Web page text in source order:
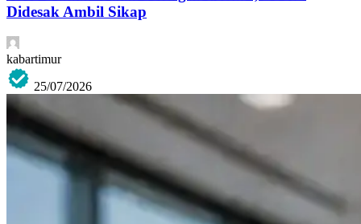
Didesak Ambil Sikap
kabartimur
25/07/2026